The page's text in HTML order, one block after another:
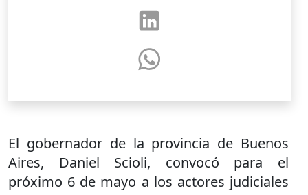
El gobernador de la provincia de Buenos
Aires, Daniel Scioli, convocó para el
próximo 6 de mayo a los actores judiciales